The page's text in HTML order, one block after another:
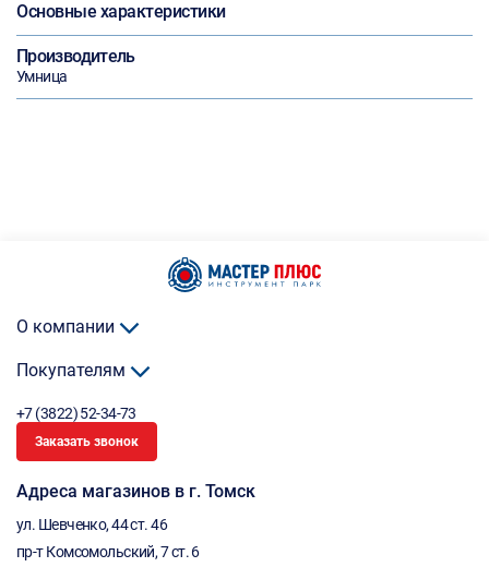
Основные характеристики
Производитель
Умница
О компании
Покупателям
+7 (3822) 52-34-73
Заказать звонок
Адреса магазинов в г. Томск
ул. Шевченко, 44 ст. 46
пр-т Комсомольский, 7 ст. 6